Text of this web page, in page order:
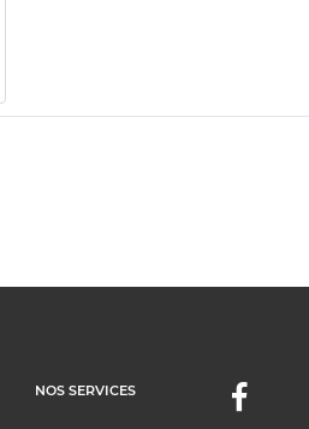
NOS SERVICES Facebook